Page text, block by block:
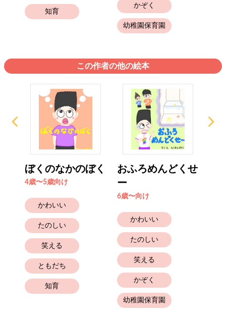
知育
かぞく
幼稚園保育園
この作者の他の絵本
ぼくのなかのぼく
4歳〜5歳向け
かわいい
たのしい
笑える
ともだち
知育
おふろめんどくせ
ー
6歳〜向け
かわいい
たのしい
笑える
かぞく
幼稚園保育園